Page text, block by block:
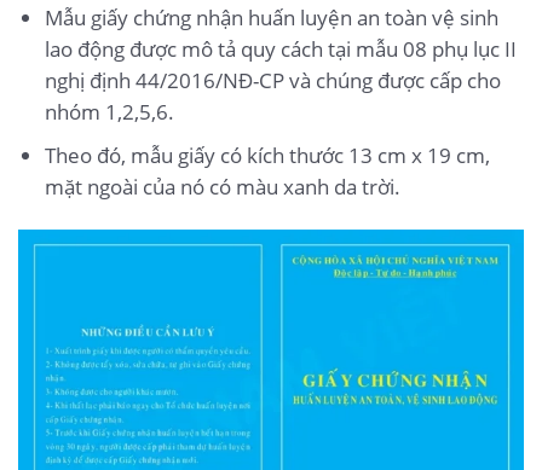
Mẫu giấy chứng nhận huấn luyện an toàn vệ sinh
lao động được mô tả quy cách tại mẫu 08 phụ lục II
nghị định 44/2016/NĐ-CP và chúng được cấp cho
nhóm 1,2,5,6.
Theo đó, mẫu giấy có kích thước 13 cm x 19 cm,
mặt ngoài của nó có màu xanh da trời.